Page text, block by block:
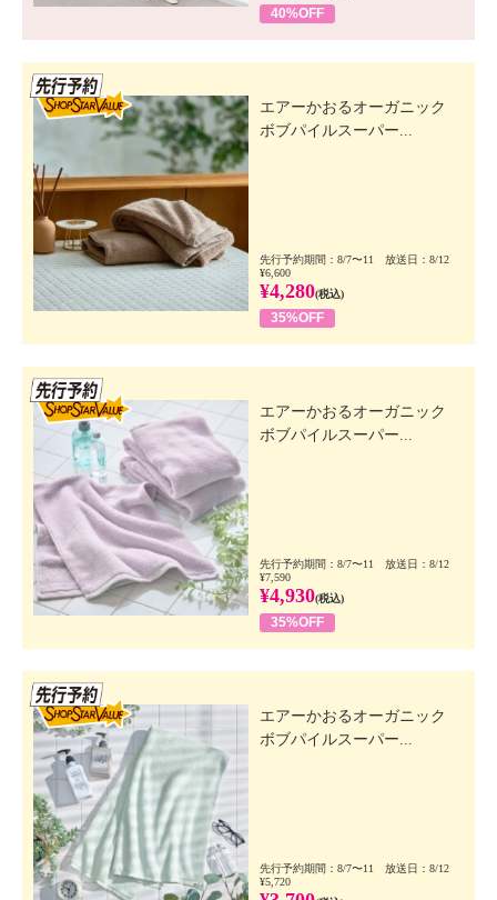
40%OFF
エアーかおるオーガニック
ボブパイルスーパー...
先行予約期間：8/7〜11 放送日：8/12
¥6,600
¥4,280(税込)
35%OFF
エアーかおるオーガニック
ボブパイルスーパー...
先行予約期間：8/7〜11 放送日：8/12
¥7,590
¥4,930(税込)
35%OFF
エアーかおるオーガニック
ボブパイルスーパー...
先行予約期間：8/7〜11 放送日：8/12
¥5,720